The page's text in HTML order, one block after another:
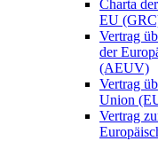
Charta
EU
Vertrag
der
(AEUV)
Vertrag
Union
Vertrag